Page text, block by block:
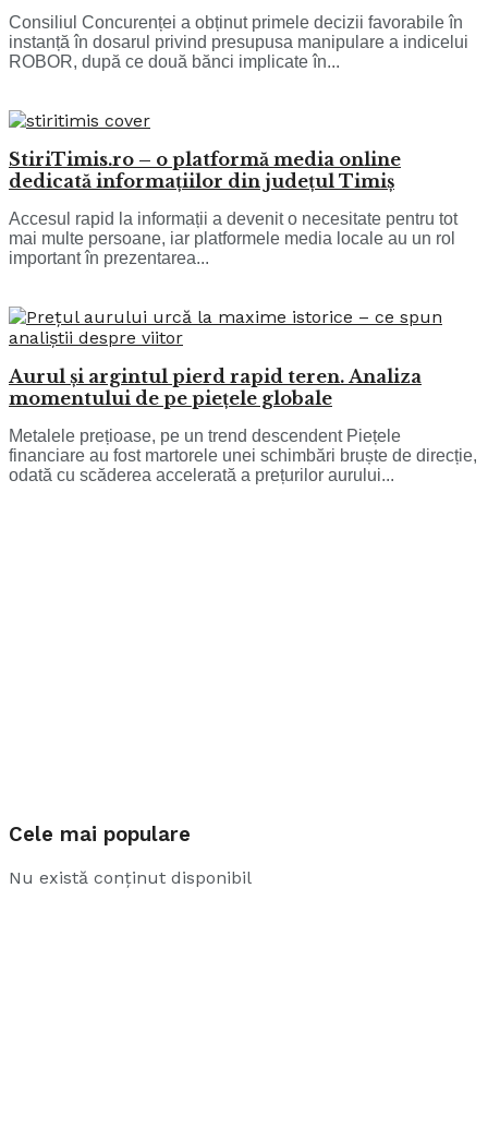
Consiliul Concurenței a obținut primele decizii favorabile în
instanță în dosarul privind presupusa manipulare a indicelui
ROBOR, după ce două bănci implicate în...
StiriTimis.ro – o platformă media online
dedicată informațiilor din județul Timiș
Accesul rapid la informații a devenit o necesitate pentru tot
mai multe persoane, iar platformele media locale au un rol
important în prezentarea...
Aurul și argintul pierd rapid teren. Analiza
momentului de pe piețele globale
Metalele prețioase, pe un trend descendent Piețele
financiare au fost martorele unei schimbări bruște de direcție,
odată cu scăderea accelerată a prețurilor aurului...
Cele mai populare
Nu există conținut disponibil